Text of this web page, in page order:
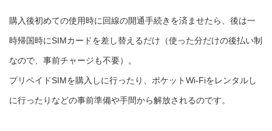
購入後初めての使用時に回線の開通手続きを済ませたら、後は一
時帰国時にSIMカードを差し替えるだけ（使った分だけの後払い制
なので、事前チャージも不要）。
プリペイドSIMを購入しに行ったり、ポケットWi-Fiをレンタルし
に行ったりなどの事前準備や手間から解放されるのです。